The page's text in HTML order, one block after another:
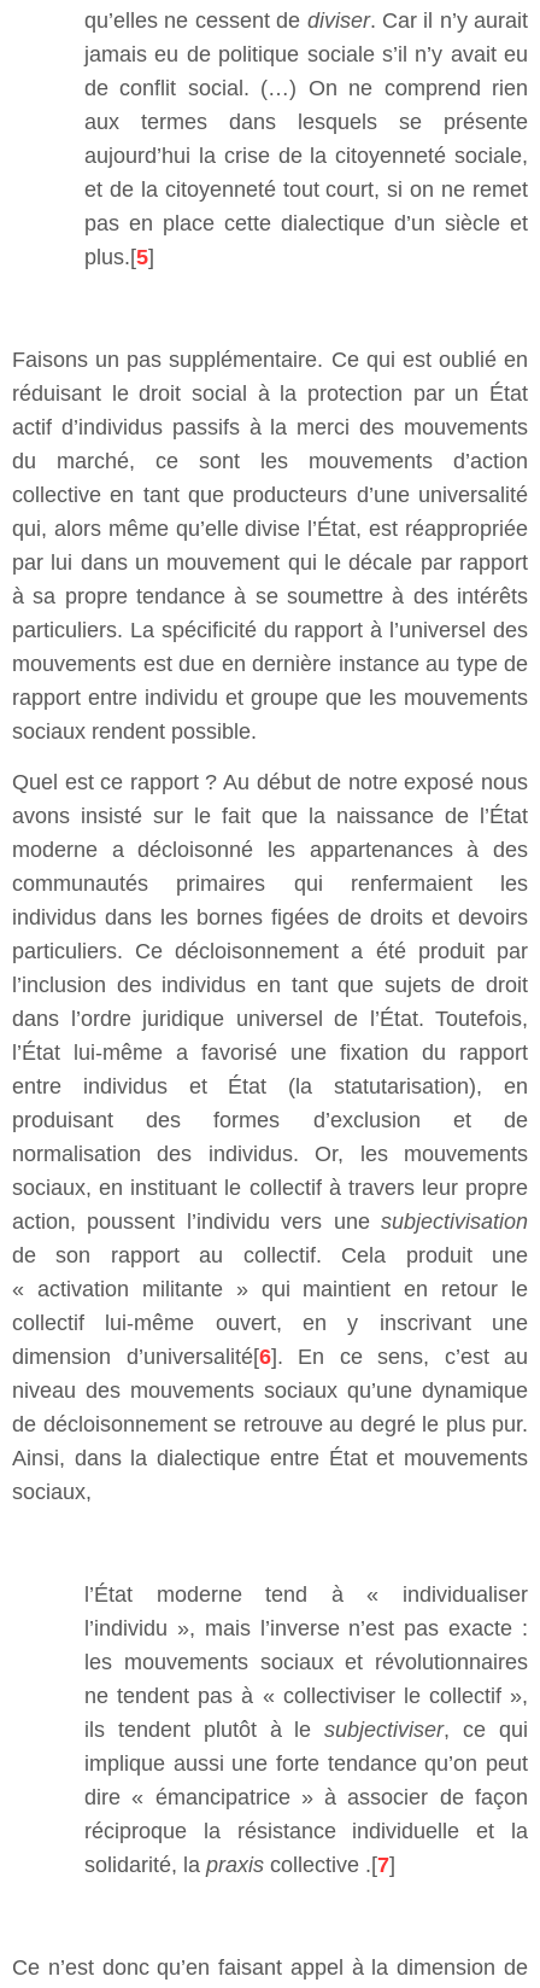
qu’elles ne cessent de diviser. Car il n’y aurait
jamais eu de politique sociale s’il n’y avait eu
de conflit social. (…) On ne comprend rien
aux termes dans lesquels se présente
aujourd’hui la crise de la citoyenneté sociale,
et de la citoyenneté tout court, si on ne remet
pas en place cette dialectique d’un siècle et
plus.[5]
Faisons un pas supplémentaire. Ce qui est oublié en
réduisant le droit social à la protection par un État
actif d’individus passifs à la merci des mouvements
du marché, ce sont les mouvements d’action
collective en tant que producteurs d’une universalité
qui, alors même qu’elle divise l’État, est réappropriée
par lui dans un mouvement qui le décale par rapport
à sa propre tendance à se soumettre à des intérêts
particuliers. La spécificité du rapport à l’universel des
mouvements est due en dernière instance au type de
rapport entre individu et groupe que les mouvements
sociaux rendent possible.
Quel est ce rapport ? Au début de notre exposé nous
avons insisté sur le fait que la naissance de l’État
moderne a décloisonné les appartenances à des
communautés primaires qui renfermaient les
individus dans les bornes figées de droits et devoirs
particuliers. Ce décloisonnement a été produit par
l’inclusion des individus en tant que sujets de droit
dans l’ordre juridique universel de l’État. Toutefois,
l’État lui-même a favorisé une fixation du rapport
entre individus et État (la statutarisation), en
produisant des formes d’exclusion et de
normalisation des individus. Or, les mouvements
sociaux, en instituant le collectif à travers leur propre
action, poussent l’individu vers une subjectivisation
de son rapport au collectif. Cela produit une
« activation militante » qui maintient en retour le
collectif lui-même ouvert, en y inscrivant une
dimension d’universalité[6]. En ce sens, c’est au
niveau des mouvements sociaux qu’une dynamique
de décloisonnement se retrouve au degré le plus pur.
Ainsi, dans la dialectique entre État et mouvements
sociaux,
l’État moderne tend à « individualiser
l’individu », mais l’inverse n’est pas exacte :
les mouvements sociaux et révolutionnaires
ne tendent pas à « collectiviser le collectif »,
ils tendent plutôt à lesubjectiviser, ce qui
implique aussi une forte tendance qu’on peut
dire « émancipatrice » à associer de façon
réciproque la résistance individuelle et la
solidarité, la praxis collective .[7]
Ce n’est donc qu’en faisant appel à la dimension de